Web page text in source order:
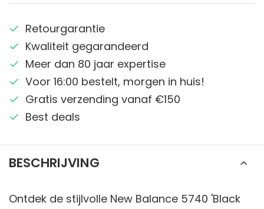
Retourgarantie
Kwaliteit gegarandeerd
Meer dan 80 jaar expertise
Voor 16:00 bestelt, morgen in huis!
Gratis verzending vanaf €150
Best deals
BESCHRIJVING
Ontdek de stijlvolle New Balance 5740 'Black